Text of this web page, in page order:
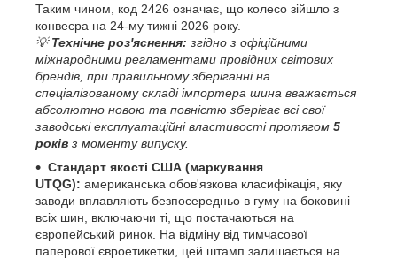
Таким чином, код 2426 означає, що колесо зійшло з
конвеєра на 24-му тижні 2026 року.
💡Технічне роз'яснення: згідно з офіційними
міжнародними регламентами провідних світових
брендів, при правильному зберіганні на
спеціалізованому складі імпортера шина вважається
абсолютно новою та повністю зберігає всі свої
заводські експлуатаційні властивості протягом 5
років з моменту випуску.
Стандарт якості США (маркування
UTQG): американська обов'язкова класифікація, яку
заводи вплавляють безпосередньо в гуму на боковині
всіх шин, включаючи ті, що постачаються на
європейський ринок. На відміну від тимчасової
паперової євроетикетки, цей штамп залишається на